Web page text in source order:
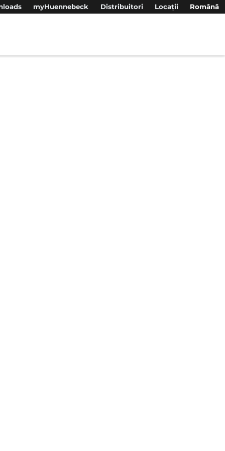
myHuennebeck Distribuitori Locații Română